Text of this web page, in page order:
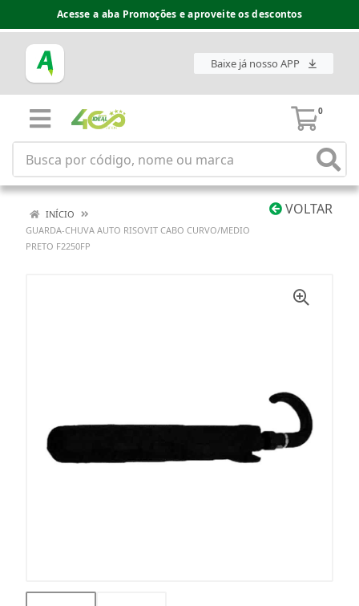
Acesse a aba Promoções e aproveite os descontos
Baixe já nosso APP
0
VOLTAR
INÍCIO
GUARDA-CHUVA AUTO RISOVIT CABO CURVO/MEDIO
PRETO F2250FP